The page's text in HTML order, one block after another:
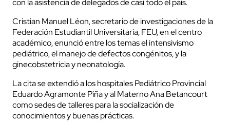
con la asistencia de delegados de casi todo el país.
Cristian Manuel Léon, secretario de investigaciones de la
Federación Estudiantil Universitaria, FEU, en el centro
académico, enunció entre los temas el intensivismo
pediátrico, el manejo de defectos congénitos, y la
ginecobstetricia y neonatología.
La cita se extendió a los hospitales Pediátrico Provincial
Eduardo Agramonte Piña y al Materno Ana Betancourt
como sedes de talleres para la socialización de
conocimientos y buenas prácticas.